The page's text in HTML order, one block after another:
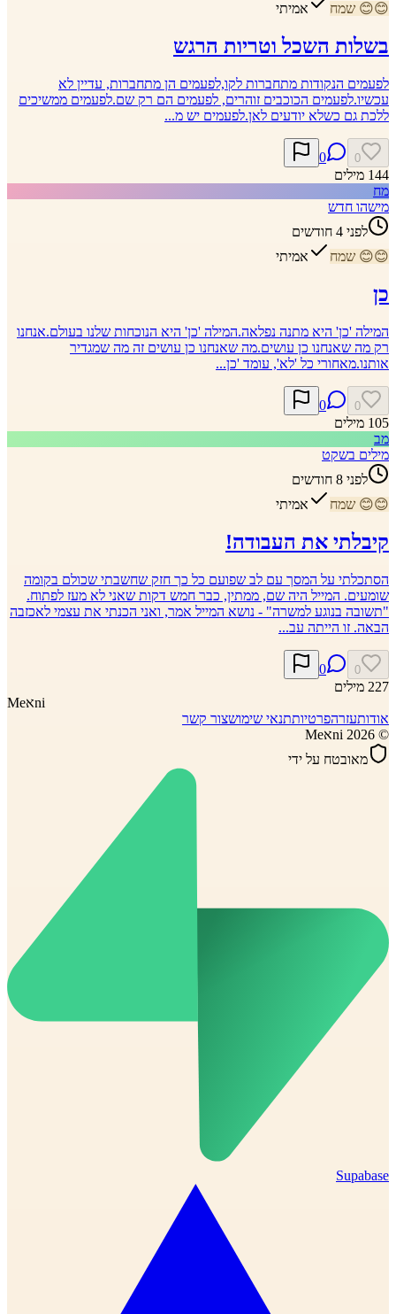
😊
😊 שמח אמיתי
בשלות השכל וטריות הרגש
לפעמים הנקודות מתחברות לקו,לפעמים הן מתחברות, עדיין לא
עכשיו.לפעמים הכוכבים זוהרים, לפעמים הם רק שם.לפעמים ממשיכים
ללכת גם כשלא יודעים לאן.לפעמים יש מ...
0
0
144 מילים
מח
מישהו חדש
לפני 4 חודשים
😊
😊 שמח אמיתי
כן
המילה 'כן' היא מתנה נפלאה.המילה 'כן' היא הנוכחות שלנו בעולם.אנחנו
רק מה שאנחנו כן עושים.מה שאנחנו כן עושים זה מה שמגדיר
אותנו.מאחורי כל 'לא', עומד 'כן...
0
0
105 מילים
מב
מילים בשקט
לפני 8 חודשים
😊
😊 שמח אמיתי
קיבלתי את העבודה!
הסתכלתי על המסך עם לב שפועם כל כך חזק שחשבתי שכולם בקומה
שומעים. המייל היה שם, ממתין, כבר חמש דקות שאני לא מעז לפתוח.
"תשובה בנוגע למשרה" - נושא המייל אמר, ואני הכנתי את עצמי לאכזבה
הבאה. זו הייתה עב...
0
0
227 מילים
Meאni
אודותעזרהפרטיותתנאי שימושצור קשר
©
2026 Meאni
מאובטח על ידי
Supabase